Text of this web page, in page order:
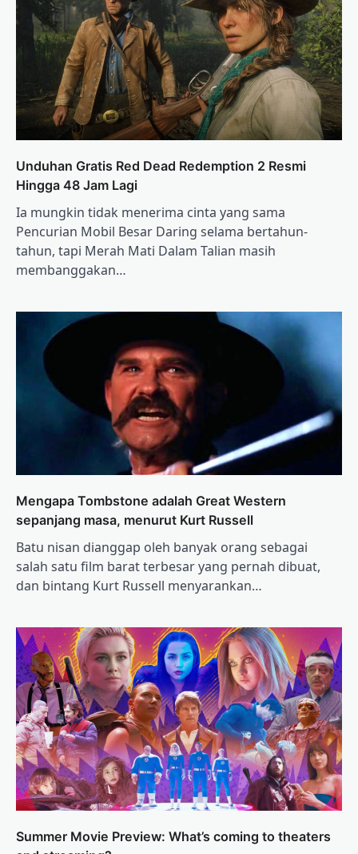
Unduhan Gratis Red Dead Redemption 2 Resmi
Hingga 48 Jam Lagi
Ia mungkin tidak menerima cinta yang sama
Pencurian Mobil Besar Daring selama bertahun-
tahun, tapi Merah Mati Dalam Talian masih
membanggakan…
Mengapa Tombstone adalah Great Western
sepanjang masa, menurut Kurt Russell
Batu nisan dianggap oleh banyak orang sebagai
salah satu film barat terbesar yang pernah dibuat,
dan bintang Kurt Russell menyarankan…
Summer Movie Preview: What’s coming to theaters